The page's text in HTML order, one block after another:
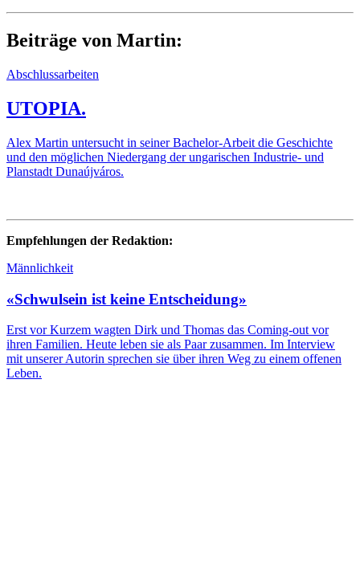
Beiträge von Martin:
Abschlussarbeiten
UTOPIA.
Alex Martin untersucht in seiner Bachelor-Arbeit die Geschichte
und den möglichen Niedergang der ungarischen Industrie- und
Planstadt Dunaújváros.
Empfehlungen der Redaktion:
Männlichkeit
«Schwulsein ist keine Entscheidung»
Erst vor Kurzem wagten Dirk und Thomas das Coming-out vor
ihren Familien. Heute leben sie als Paar zusammen. Im Interview
mit unserer Autorin sprechen sie über ihren Weg zu einem offenen
Leben.